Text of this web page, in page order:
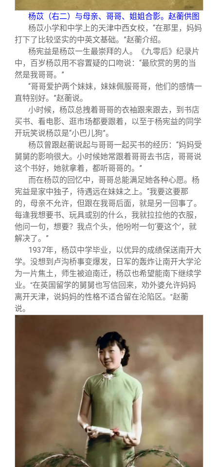
杨苡（右二）与母亲、哥哥、姐姐合影。赵蘅供图
杨苡小学和中学上的天津中西女校，“在那里，妈妈
打下了比较坚实的中英文基础。”赵蘅介绍。
杨宪益是杨苡一生最崇拜的人。《九零后》纪录片
中，百岁杨苡用不容置疑的口吻说：“最欣赏的男的当
然是我哥哥。”
“哥哥爱护两个妹妹，妹妹佩服哥哥，他们的感情一
直特别好。”赵蘅说。
小时候，杨苡总拽着哥哥的衣袖跟来跟去，到书店
买书、看电影、逛市场都要跟着，以至于杨宪益的同学
开玩笑说杨苡是“小巴儿狗”。
杨苡曾跟赵蘅说起与哥哥一起买书的经历：“妈妈受
舅舅的影响很大。小时候她常跟着哥哥去书店，哥哥说
这个书好，她就拿着，都听哥哥的。”
而在杨苡的回忆中，哥哥总能满足她各种心愿。杨
宪益是家中独子，待遇远在妹妹之上。“我要这要那
的，母亲不允许，但跟在我哥后面，就是另一回事了。
每逢我想要书、玩具或别的什么，我就拉拉他的衣服，
他问一句，想要？我点个头，他吩咐一句‘要这个’，就
解决了。”
1937年，杨苡中学毕业，以优异的成绩保送南开大
学。没想到卢沟桥事变爆发，日军的轰炸让南开大学沦
为一片焦土，师生被迫南迁，杨苡也希望能南下继续学
业。 “在英国留学的舅舅也写信回来，劝外婆允许妈妈
离开天津，说妈妈的性格不适合留在沦陷区。 ”赵蘅
说。